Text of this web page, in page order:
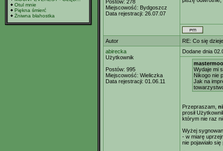
Otul mnie
Piękna śmierć
Żniwna błahostka
Postów: 278
Miejscowość: Bydgoszcz
Data rejestracji: 26.07.07
Autor
RE: Co się
abirecka
Użytkownik
Postów: 995
Miejscowość: Wieliczka
Data rejestracji: 01.06.11
Dodane dnia
Wydaje mi
Nikogo nie
Jak na
Przepraszam,
prosił
którym nie raz
Wyżej
- w miarę
nie pojawiało